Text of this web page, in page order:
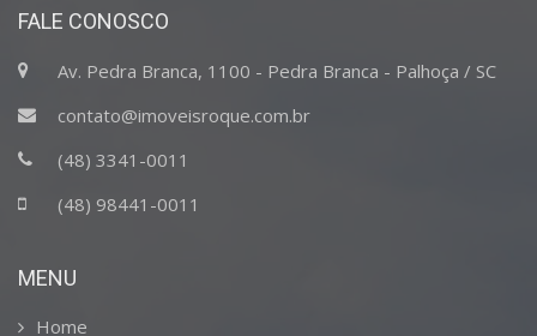
FALE CONOSCO
Av. Pedra Branca, 1100 - Pedra Branca - Palhoça / SC
contato@imoveisroque.com.br
(48) 3341-0011
(48) 98441-0011
MENU
Home